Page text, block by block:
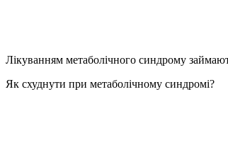
Лікуванням метаболічного синдрому
Як схуднути при метаболічному синдромі?